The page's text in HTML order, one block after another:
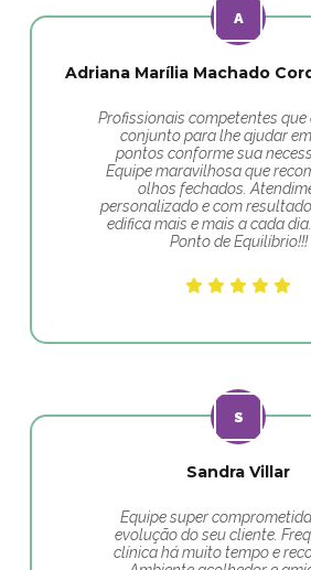
Adriana Marília Machado
Profissionais competentes que
conjunto para lhe ajudar
pontos conforme sua
Equipe maravilhosa que
olhos fechados.
personalizado e com
edifica mais e mais a cada
Ponto de Equilíbrio!!!
Sandra Villar
Equipe super
evolução do seu cliente.
clínica há muito tempo e